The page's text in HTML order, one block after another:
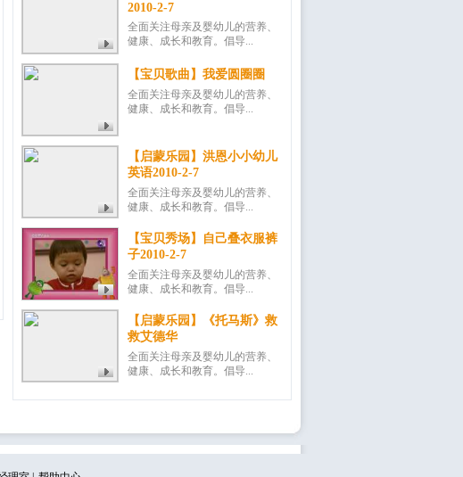
2010-2-7
全面关注母亲及婴幼儿的营养、
健康、成长和教育。倡导...
【宝贝歌曲】我爱圆圈圈
全面关注母亲及婴幼儿的营养、
健康、成长和教育。倡导...
【启蒙乐园】洪恩小小幼儿
英语2010-2-7
全面关注母亲及婴幼儿的营养、
健康、成长和教育。倡导...
【宝贝秀场】自己叠衣服裤
子2010-2-7
全面关注母亲及婴幼儿的营养、
健康、成长和教育。倡导...
【启蒙乐园】《托马斯》救
救艾德华
全面关注母亲及婴幼儿的营养、
健康、成长和教育。倡导...